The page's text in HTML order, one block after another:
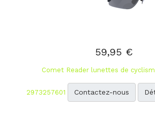
59,95 €
Comet Reader lunettes de
2973257601 Contactez-nous